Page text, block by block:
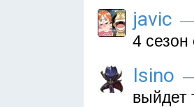
javic —
4 сезон
Isino
выйдет